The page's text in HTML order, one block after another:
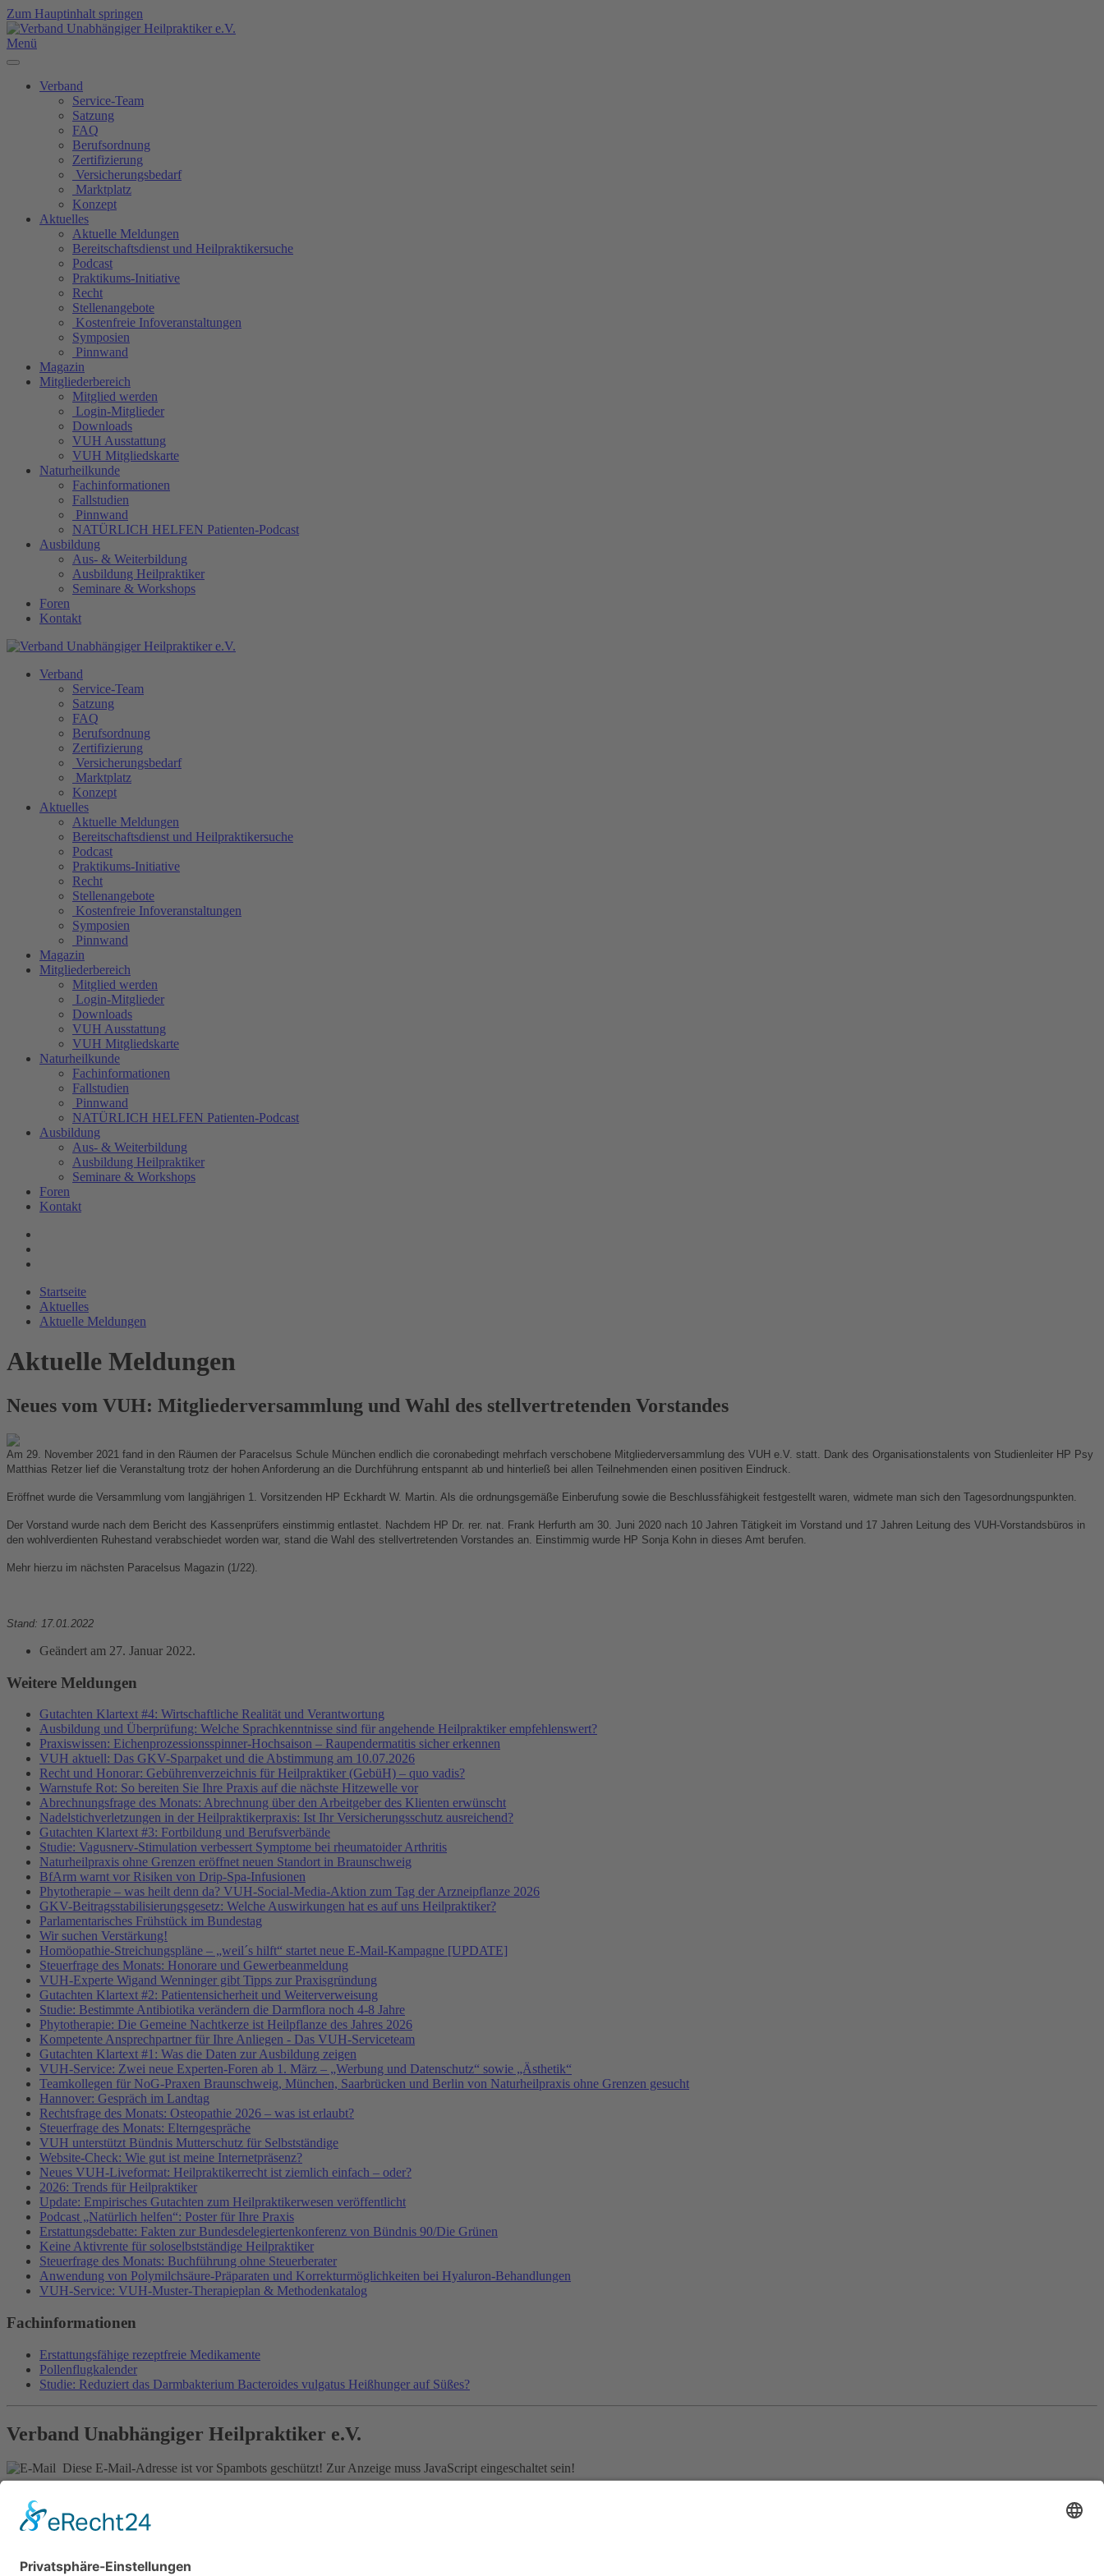
Zum Hauptinhalt springen
Menü
Verband
Service-Team
Satzung
FAQ
Berufsordnung
Zertifizierung
Versicherungsbedarf
Marktplatz
Konzept
Aktuelles
Aktuelle Meldungen
Bereitschaftsdienst und Heilpraktikersuche
Podcast
Praktikums-Initiative
Recht
Stellenangebote
Kostenfreie Infoveranstaltungen
Symposien
Pinnwand
Magazin
Mitgliederbereich
Mitglied werden
Login-Mitglieder
Downloads
VUH Ausstattung
VUH Mitgliedskarte
Naturheilkunde
Fachinformationen
Fallstudien
Pinnwand
NATÜRLICH HELFEN Patienten-Podcast
Ausbildung
Aus- & Weiterbildung
Ausbildung Heilpraktiker
Seminare & Workshops
Foren
Kontakt
Verband
Service-Team
Satzung
FAQ
Berufsordnung
Zertifizierung
Versicherungsbedarf
Marktplatz
Konzept
Aktuelles
Aktuelle Meldungen
Bereitschaftsdienst und Heilpraktikersuche
Podcast
Praktikums-Initiative
Recht
Stellenangebote
Kostenfreie Infoveranstaltungen
Symposien
Pinnwand
Magazin
Mitgliederbereich
Mitglied werden
Login-Mitglieder
Downloads
VUH Ausstattung
VUH Mitgliedskarte
Naturheilkunde
Fachinformationen
Fallstudien
Pinnwand
NATÜRLICH HELFEN Patienten-Podcast
Ausbildung
Aus- & Weiterbildung
Ausbildung Heilpraktiker
Seminare & Workshops
Foren
Kontakt
Startseite
Aktuelles
Aktuelle Meldungen
Aktuelle Meldungen
Neues vom VUH: Mitgliederversammlung und Wahl des stellvertretenden Vorstandes
Am 29. November 2021 fand in den Räumen der Paracelsus Schule München endlich die coronabedingt mehrfach verschobene Mitgliederversammlung des VUH e.V. statt. Dank des Organisationstalents von Studienleiter HP Psy
Matthias Retzer lief die Veranstaltung trotz der hohen Anforderung an die Durchführung entspannt ab und hinterließ bei allen Teilnehmenden einen positiven Eindruck.
Eröffnet wurde die Versammlung vom langjährigen 1. Vorsitzenden HP Eckhardt W. Martin. Als die ordnungsgemäße Einberufung sowie die Beschlussfähigkeit festgestellt waren, widmete man sich den Tagesordnungspunkten.
Der Vorstand wurde nach dem Bericht des Kassenprüfers einstimmig entlastet. Nachdem HP Dr. rer. nat. Frank Herfurth am 30. Juni 2020 nach 10 Jahren Tätigkeit im Vorstand und 17 Jahren Leitung des VUH-Vorstandsbüros in
den wohlverdienten Ruhestand verabschiedet worden war, stand die Wahl des stellvertretenden Vorstandes an. Einstimmig wurde HP Sonja Kohn in dieses Amt berufen.
Mehr hierzu im nächsten Paracelsus Magazin (1/22).
Stand: 17.01.2022
Geändert am 27. Januar 2022.
Weitere Meldungen
Gutachten Klartext #4: Wirtschaftliche Realität und Verantwortung
Ausbildung und Überprüfung: Welche Sprachkenntnisse sind für angehende Heilpraktiker empfehlenswert?
Praxiswissen: Eichenprozessionsspinner-Hochsaison – Raupendermatitis sicher erkennen
VUH aktuell: Das GKV-Sparpaket und die Abstimmung am 10.07.2026
Recht und Honorar: Gebührenverzeichnis für Heilpraktiker (GebüH) – quo vadis?
Warnstufe Rot: So bereiten Sie Ihre Praxis auf die nächste Hitzewelle vor
Abrechnungsfrage des Monats: Abrechnung über den Arbeitgeber des Klienten erwünscht
Nadelstichverletzungen in der Heilpraktikerpraxis: Ist Ihr Versicherungsschutz ausreichend?
Gutachten Klartext #3: Fortbildung und Berufsverbände
Studie: Vagusnerv-Stimulation verbessert Symptome bei rheumatoider Arthritis
Naturheilpraxis ohne Grenzen eröffnet neuen Standort in Braunschweig
BfArm warnt vor Risiken von Drip-Spa-Infusionen
Phytotherapie – was heilt denn da? VUH-Social-Media-Aktion zum Tag der Arzneipflanze 2026
GKV-Beitragsstabilisierungsgesetz: Welche Auswirkungen hat es auf uns Heilpraktiker?
Parlamentarisches Frühstück im Bundestag
Wir suchen Verstärkung!
Homöopathie-Streichungspläne – „weil´s hilft“ startet neue E-Mail-Kampagne [UPDATE]
Steuerfrage des Monats: Honorare und Gewerbeanmeldung
VUH-Experte Wigand Wenninger gibt Tipps zur Praxisgründung
Gutachten Klartext #2: Patientensicherheit und Weiterverweisung
Studie: Bestimmte Antibiotika verändern die Darmflora noch 4-8 Jahre
Phytotherapie: Die Gemeine Nachtkerze ist Heilpflanze des Jahres 2026
Kompetente Ansprechpartner für Ihre Anliegen - Das VUH-Serviceteam
Gutachten Klartext #1: Was die Daten zur Ausbildung zeigen
VUH-Service: Zwei neue Experten-Foren ab 1. März – „Werbung und Datenschutz“ sowie „Ästhetik“
Teamkollegen für NoG-Praxen Braunschweig, München, Saarbrücken und Berlin von Naturheilpraxis ohne Grenzen gesucht
Hannover: Gespräch im Landtag
Rechtsfrage des Monats: Osteopathie 2026 – was ist erlaubt?
Steuerfrage des Monats: Elterngespräche
VUH unterstützt Bündnis Mutterschutz für Selbstständige
Website-Check: Wie gut ist meine Internetpräsenz?
Neues VUH-Liveformat: Heilpraktikerrecht ist ziemlich einfach – oder?
2026: Trends für Heilpraktiker
Update: Empirisches Gutachten zum Heilpraktikerwesen veröffentlicht
Podcast „Natürlich helfen“: Poster für Ihre Praxis
Erstattungsdebatte: Fakten zur Bundesdelegiertenkonferenz von Bündnis 90/Die Grünen
Keine Aktivrente für soloselbstständige Heilpraktiker
Steuerfrage des Monats: Buchführung ohne Steuerberater
Anwendung von Polymilchsäure-Präparaten und Korrekturmöglichkeiten bei Hyaluron-Behandlungen
VUH-Service: VUH-Muster-Therapieplan & Methodenkatalog
Fachinformationen
Erstattungsfähige rezeptfreie Medikamente
Pollenflugkalender
Studie: Reduziert das Darmbakterium Bacteroides vulgatus Heißhunger auf Süßes?
Verband Unabhängiger Heilpraktiker e.V.
Diese E-Mail-Adresse ist vor Spambots geschützt! Zur Anzeige muss JavaScript eingeschaltet sein!
Gördelinger Straße 47